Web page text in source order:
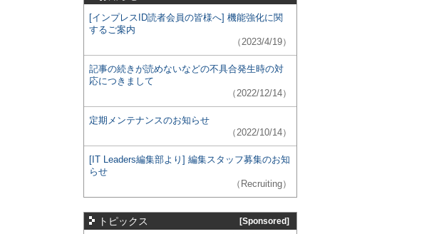
[インプレスID読者会員の皆様へ] 機能強化に関
するご案内
（2023/4/19）
記事の続きが読めないなどの不具合発生時の対
応につきまして
（2022/12/14）
定期メンテナンスのお知らせ
（2022/10/14）
[IT Leaders編集部より] 編集スタッフ募集のお知
らせ
（Recruiting）
トピックス [Sponsored]